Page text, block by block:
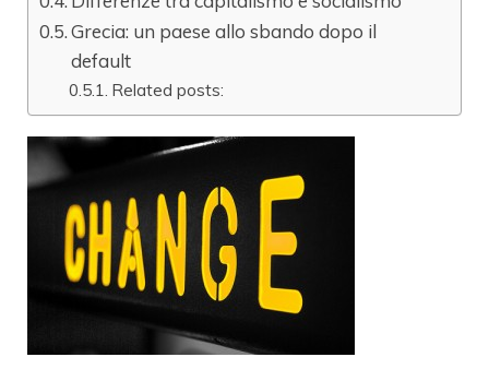
Grecia: un paese allo sbando dopo il
default
Related posts: